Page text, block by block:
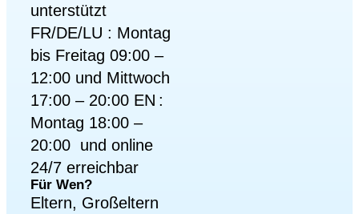
unterstützt
FR/DE/LU : Montag
bis Freitag 09:00 –
12:00 und Mittwoch
17:00 – 20:00 EN :
Montag 18:00 –
20:00 und online
24/7 erreichbar
Für Wen?
Eltern, Großeltern